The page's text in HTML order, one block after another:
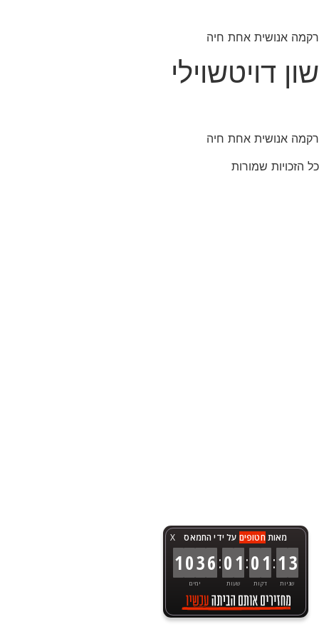
X מאותחטופים על ידי החמאס
1036
ימים
:01
שעות
:01
דקות
:13
שניות
רקמה אנושית אחת חיה
שון דויטשוילי
רקמה אנושית אחת חיה
כל הזכויות שמורות